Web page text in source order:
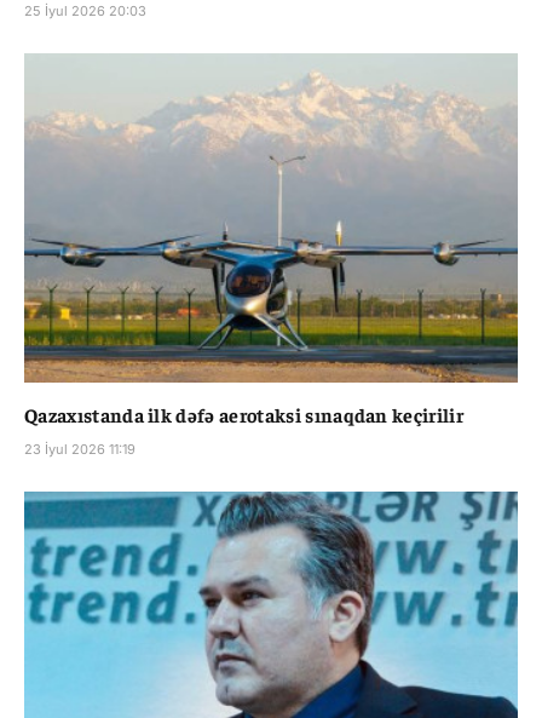
25 İyul 2026 20:03
Qazaxıstanda ilk dəfə aerotaksi sınaqdan keçirilir
23 İyul 2026 11:19